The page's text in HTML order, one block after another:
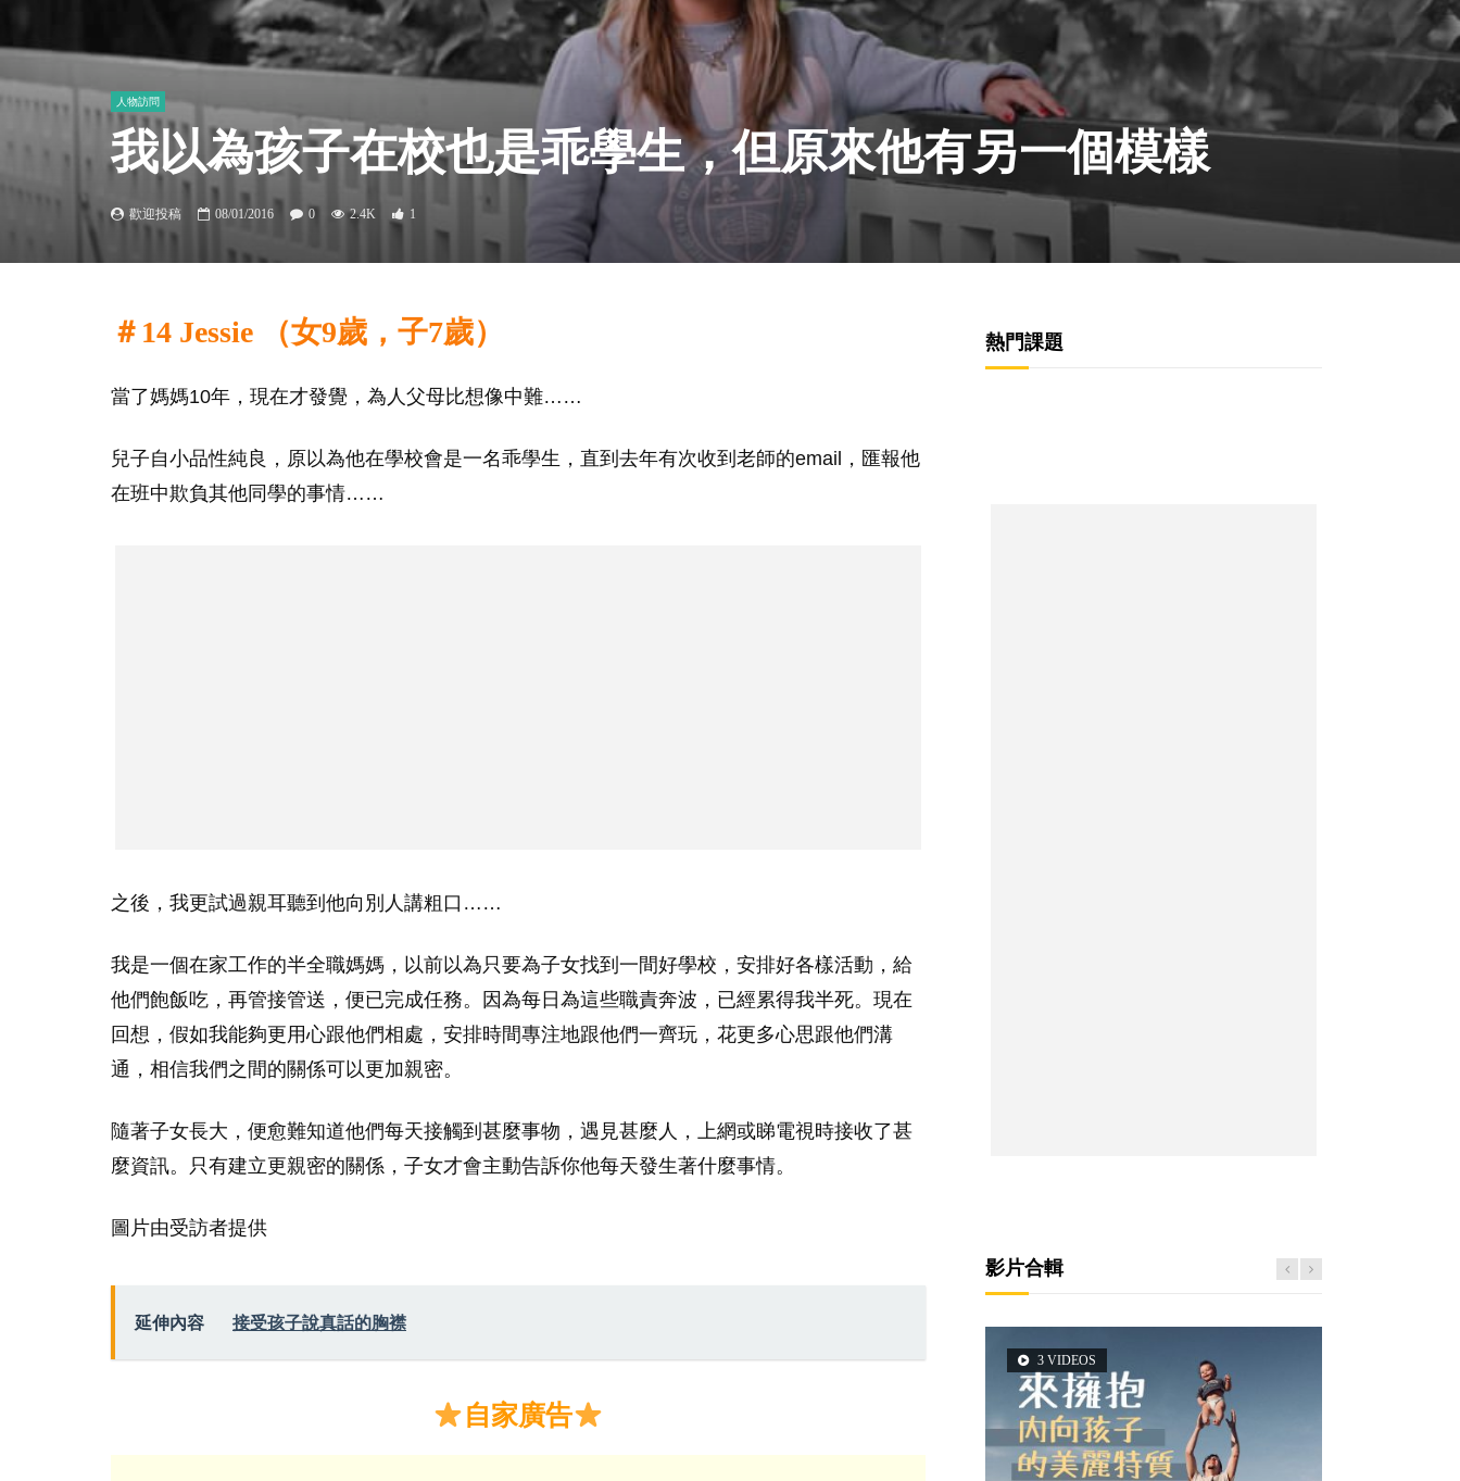
人物訪問
我以為孩子在校也是乖學生，但原來他有另一個模樣
歡迎投稿 08/01/2016 0 2.4K 1
＃14 Jessie （女9歲，子7歲）
當了媽媽10年，現在才發覺，為人父母比想像中難……
兒子自小品性純良，原以為他在學校會是一名乖學生，直到去年有次收到老師的email，匯報他
在班中欺負其他同學的事情……
之後，我更試過親耳聽到他向別人講粗口……
我是一個在家工作的半全職媽媽，以前以為只要為子女找到一間好學校，安排好各樣活動，給
他們飽飯吃，再管接管送，便已完成任務。因為每日為這些職責奔波，已經累得我半死。現在
回想，假如我能夠更用心跟他們相處，安排時間專注地跟他們一齊玩，花更多心思跟他們溝
通，相信我們之間的關係可以更加親密。
隨著子女長大，便愈難知道他們每天接觸到甚麼事物，遇見甚麼人，上網或睇電視時接收了甚
麼資訊。只有建立更親密的關係，子女才會主動告訴你他每天發生著什麼事情。
圖片由受訪者提供
延伸內容 接受孩子說真話的胸襟
自家廣告
熱門課題
影片合輯
3 VIDEOS
2 VIDEOS
5 VIDEOS
6 VIDEOS
6 VIDEOS